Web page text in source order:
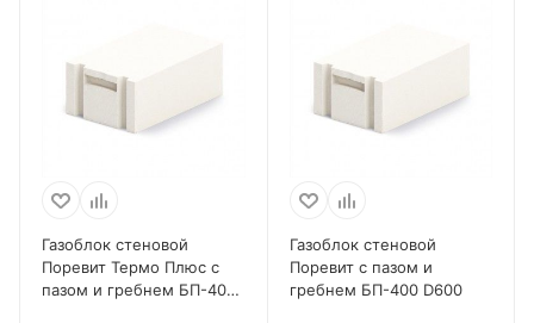
Газоблок стеновой
Поревит Термо Плюс с
пазом и гребнем БП-400
Газоблок стеновой
Поревит с пазом и
гребнем БП-400 D600